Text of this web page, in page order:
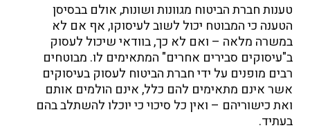
טענות חברת הביטוח מגוונות ושונות, אולם בבסיסן
הטענה כי המבוטח יכול לשוב לעיסוקו, אף אם לא
במשרה מלאה – ואם לא כך, בוודאי שיכול לעסוק
ב"עיסוקים סבירים אחרים" המתאימים לו. מבוטחים
רבים מופנים על ידי חברת הביטוח לעסוק בעיסוקים
אשר אינם מתאימים להם כלל, אינם הולמים אותם
ואת כישוריהם – ואין כל סיכוי כי יוכלו להשתלב בהם
בעתיד.